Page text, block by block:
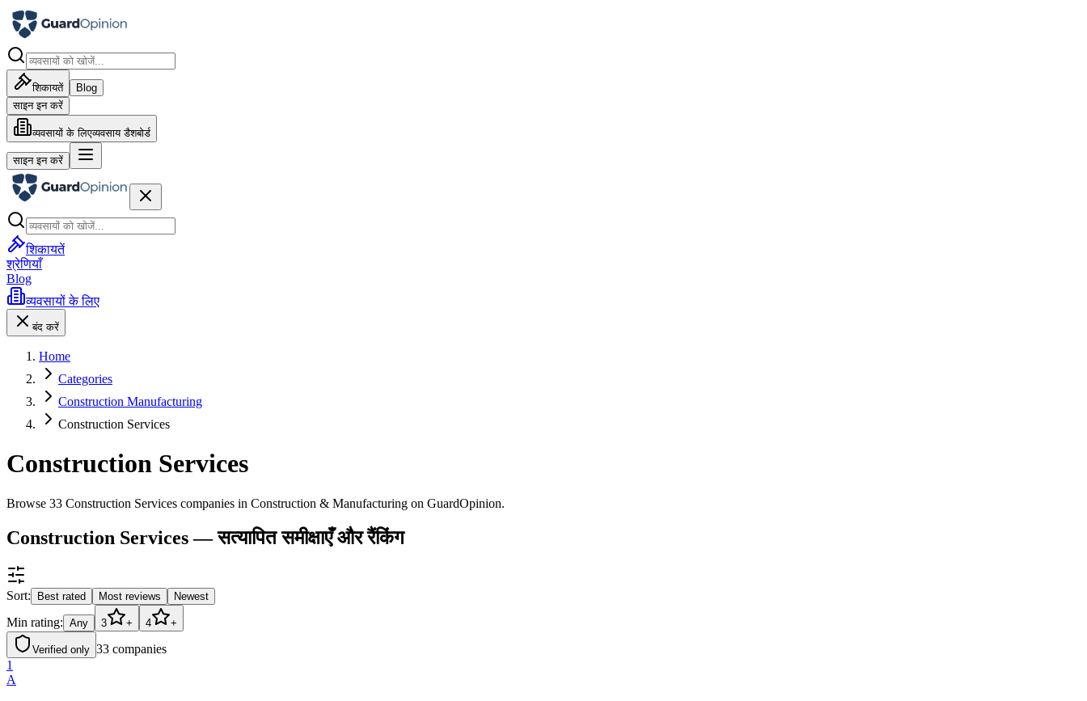
शिकायतें
Blog
साइन इन करें
व्यवसायों के लिएव्यवसाय डैशबोर्ड
साइन इन करें
शिकायतें
श्रेणियाँ
Blog
व्यवसायों के लिए
बंद करें
Home
Categories
Construction Manufacturing
Construction Services
Construction Services
Browse 33 Construction Services companies in Construction & Manufacturing on GuardOpinion.
Construction Services — सत्यापित समीक्षाएँ और रैंकिंग
Sort: Best rated Most reviews Newest
Min rating: Any 3 + 4 +
Verified only 33 companies
1
A